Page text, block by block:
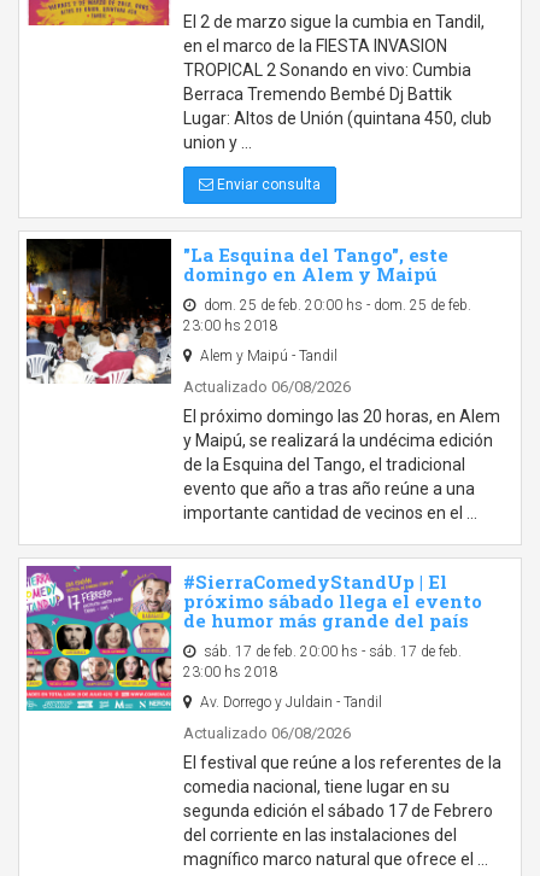
El 2 de marzo sigue la cumbia en Tandil,
en el marco de la FIESTA INVASION
TROPICAL 2 Sonando en vivo: Cumbia
Berraca Tremendo Bembé Dj Battik
Lugar: Altos de Unión (quintana 450, club
union y …
Enviar consulta
"La Esquina del Tango", este
domingo en Alem y Maipú
dom. 25 de feb. 20:00 hs - dom. 25 de feb.
23:00 hs 2018
Alem y Maipú - Tandil
Actualizado 06/08/2026
El próximo domingo las 20 horas, en Alem
y Maipú, se realizará la undécima edición
de la Esquina del Tango, el tradicional
evento que año a tras año reúne a una
importante cantidad de vecinos en el …
#SierraComedyStandUp | El
próximo sábado llega el evento
de humor más grande del país
sáb. 17 de feb. 20:00 hs - sáb. 17 de feb.
23:00 hs 2018
Av. Dorrego y Juldain - Tandil
Actualizado 06/08/2026
El festival que reúne a los referentes de la
comedia nacional, tiene lugar en su
segunda edición el sábado 17 de Febrero
del corriente en las instalaciones del
magnífico marco natural que ofrece el …